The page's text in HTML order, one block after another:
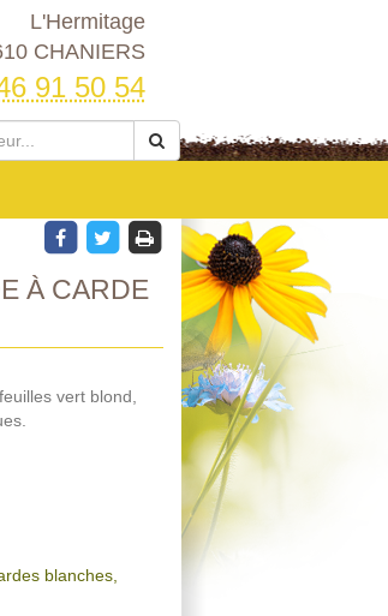
L'Hermitage
CHANIERS
91 50 54
À CARDE
vert blond,
blanches,